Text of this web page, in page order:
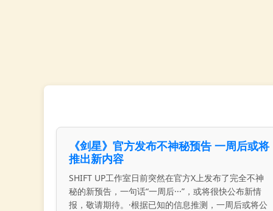
《剑星》官方发布不神秘预告 一周后或将
推出新内容
SHIFT UP工作室日前突然在官方X上发布了完全不神
秘的新预告，一句话“一周后···”，或将很快公布新情
报，敬请期待。·根据已知的信息推测，一周后或将公